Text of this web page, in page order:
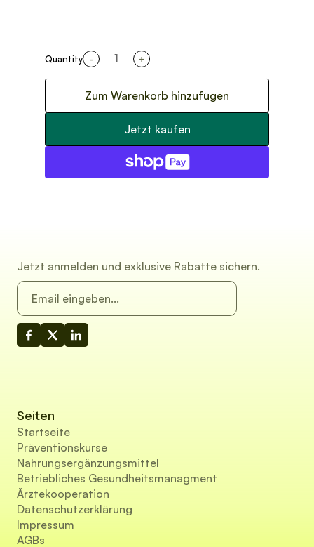
Quantity - +
Zum Warenkorb hinzufügen
Jetzt kaufen
Jetzt anmelden und exklusive Rabatte sichern.
Seiten
Startseite
Präventionskurse
Nahrungsergänzungsmittel
Betriebliches Gesundheitsmanagment
Ärztekooperation
Datenschutzerklärung
Impressum
AGBs